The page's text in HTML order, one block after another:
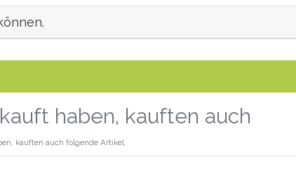
haben, kauften auch
kauften auch folgende Artikel.